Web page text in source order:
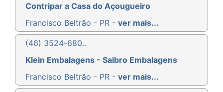
Contripar a Casa do Açougueiro
Francisco Beltrão - PR - ver mais...
(46) 3524-680..
Klein Embalagens - Saibro Embalagens
Francisco Beltrão - PR - ver mais...